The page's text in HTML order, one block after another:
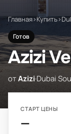
Главная›Купить›
Готов
Azizi
отAzizi·Dubai
СТАРТ ЦЕНЫ
—